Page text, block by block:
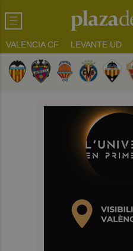
VALENCIA CF LEVANTE UD